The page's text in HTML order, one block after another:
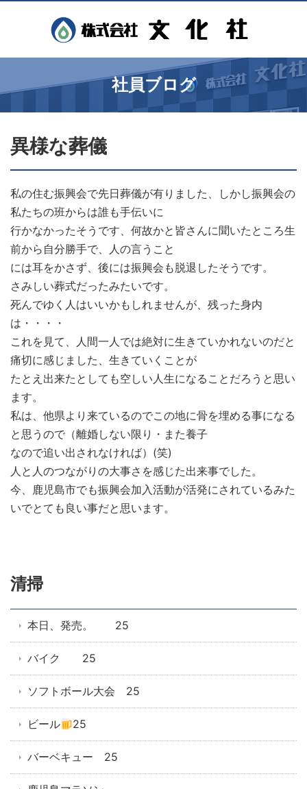
社員ブログ
異様な葬儀
私の住む振興会で先日葬儀が有りました、しかし振興会の
私たちの班からは誰も手伝いに
行かなかったそうです、何故かと皆さんに聞いたところ生
前から自分勝手で、人の言うこと
には耳をかさず、後には振興会も脱退したそうです。
さみしい葬式だったみたいです。
死んでゆく人はいいかもしれませんが、残った身内
は・・・・
これを見て、人間一人では絶対に生きていかれないのだと
痛切に感じました、生きていくことが
たとえ出来たとしても空しい人生になることだろうと思い
ます。
私は、他県より来ているのでこの地に骨を埋める事になる
と思うので（離婚しない限り・また養子
なので追い出されなければ）(笑)
人と人のつながりの大事さを感じた出来事でした。
今、鹿児島市でも振興会加入活動が活発にされているみた
いでとても良い事だと思います。
清掃
本日、発売。 25
バイク 25
ソフトボール大会 25
ビール 25
バーベキュー 25